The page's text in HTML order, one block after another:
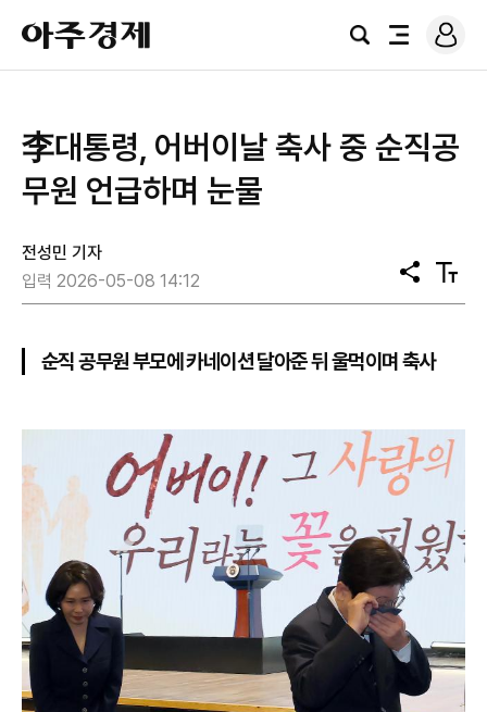
아
주
경
검
전
로
그
李대통령, 어버이날 축사 중 순직공
무원 언급하며 눈물
전성민 기자
입력 2026-05-08 14:12
공
유
텍
스
순직 공무원 부모에 카네이션 달아준 뒤 울먹이며 축사